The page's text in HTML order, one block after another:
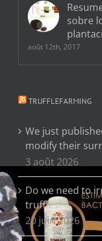
sobre
août 12th, 2017
TRUFFLEFARMING
We just
modify their
3 août 2026
Do we need to
truffles?
20 juin 2026